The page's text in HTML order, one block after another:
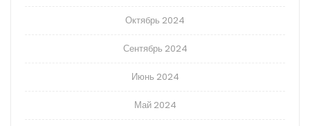
Октябрь 2024
Сентябрь 2024
Июнь 2024
Май 2024